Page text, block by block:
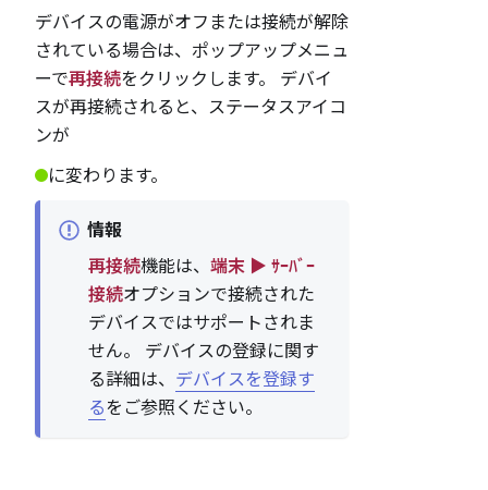
デバイスの電源がオフまたは接続が解除
されている場合は、ポップアップメニュ
ーで再接続をクリックします。 デバイ
スが再接続されると、ステータスアイコ
ンが
に変わります。
情報
再接続機能は、 端末 ▶ ｻｰﾊﾞｰ
接続オプションで接続された
デバイスではサポートされま
せん。 デバイスの登録に関す
る詳細は、 デバイスを登録す
るをご参照ください。